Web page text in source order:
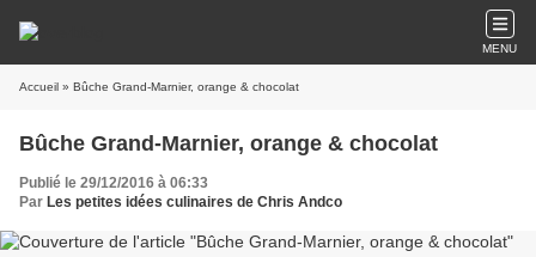
MENU
Accueil » Bûche Grand-Marnier, orange & chocolat
Bûche Grand-Marnier, orange & chocolat
Publié le 29/12/2016 à 06:33
Par Les petites idées culinaires de Chris Andco